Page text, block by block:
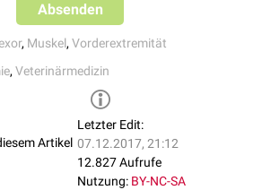
musculocutaneus
als Beuger im Ellenbogengelenk, streckt jedoch
an derScapula
die Streckung im
Absenden
, Muskel, Vorderextremität
, Veterinärmedizin
Artikel
Letzter Edit:
07.12.2017, 21:12
12.827 Aufrufe
Nutzung: BY-NC-SA